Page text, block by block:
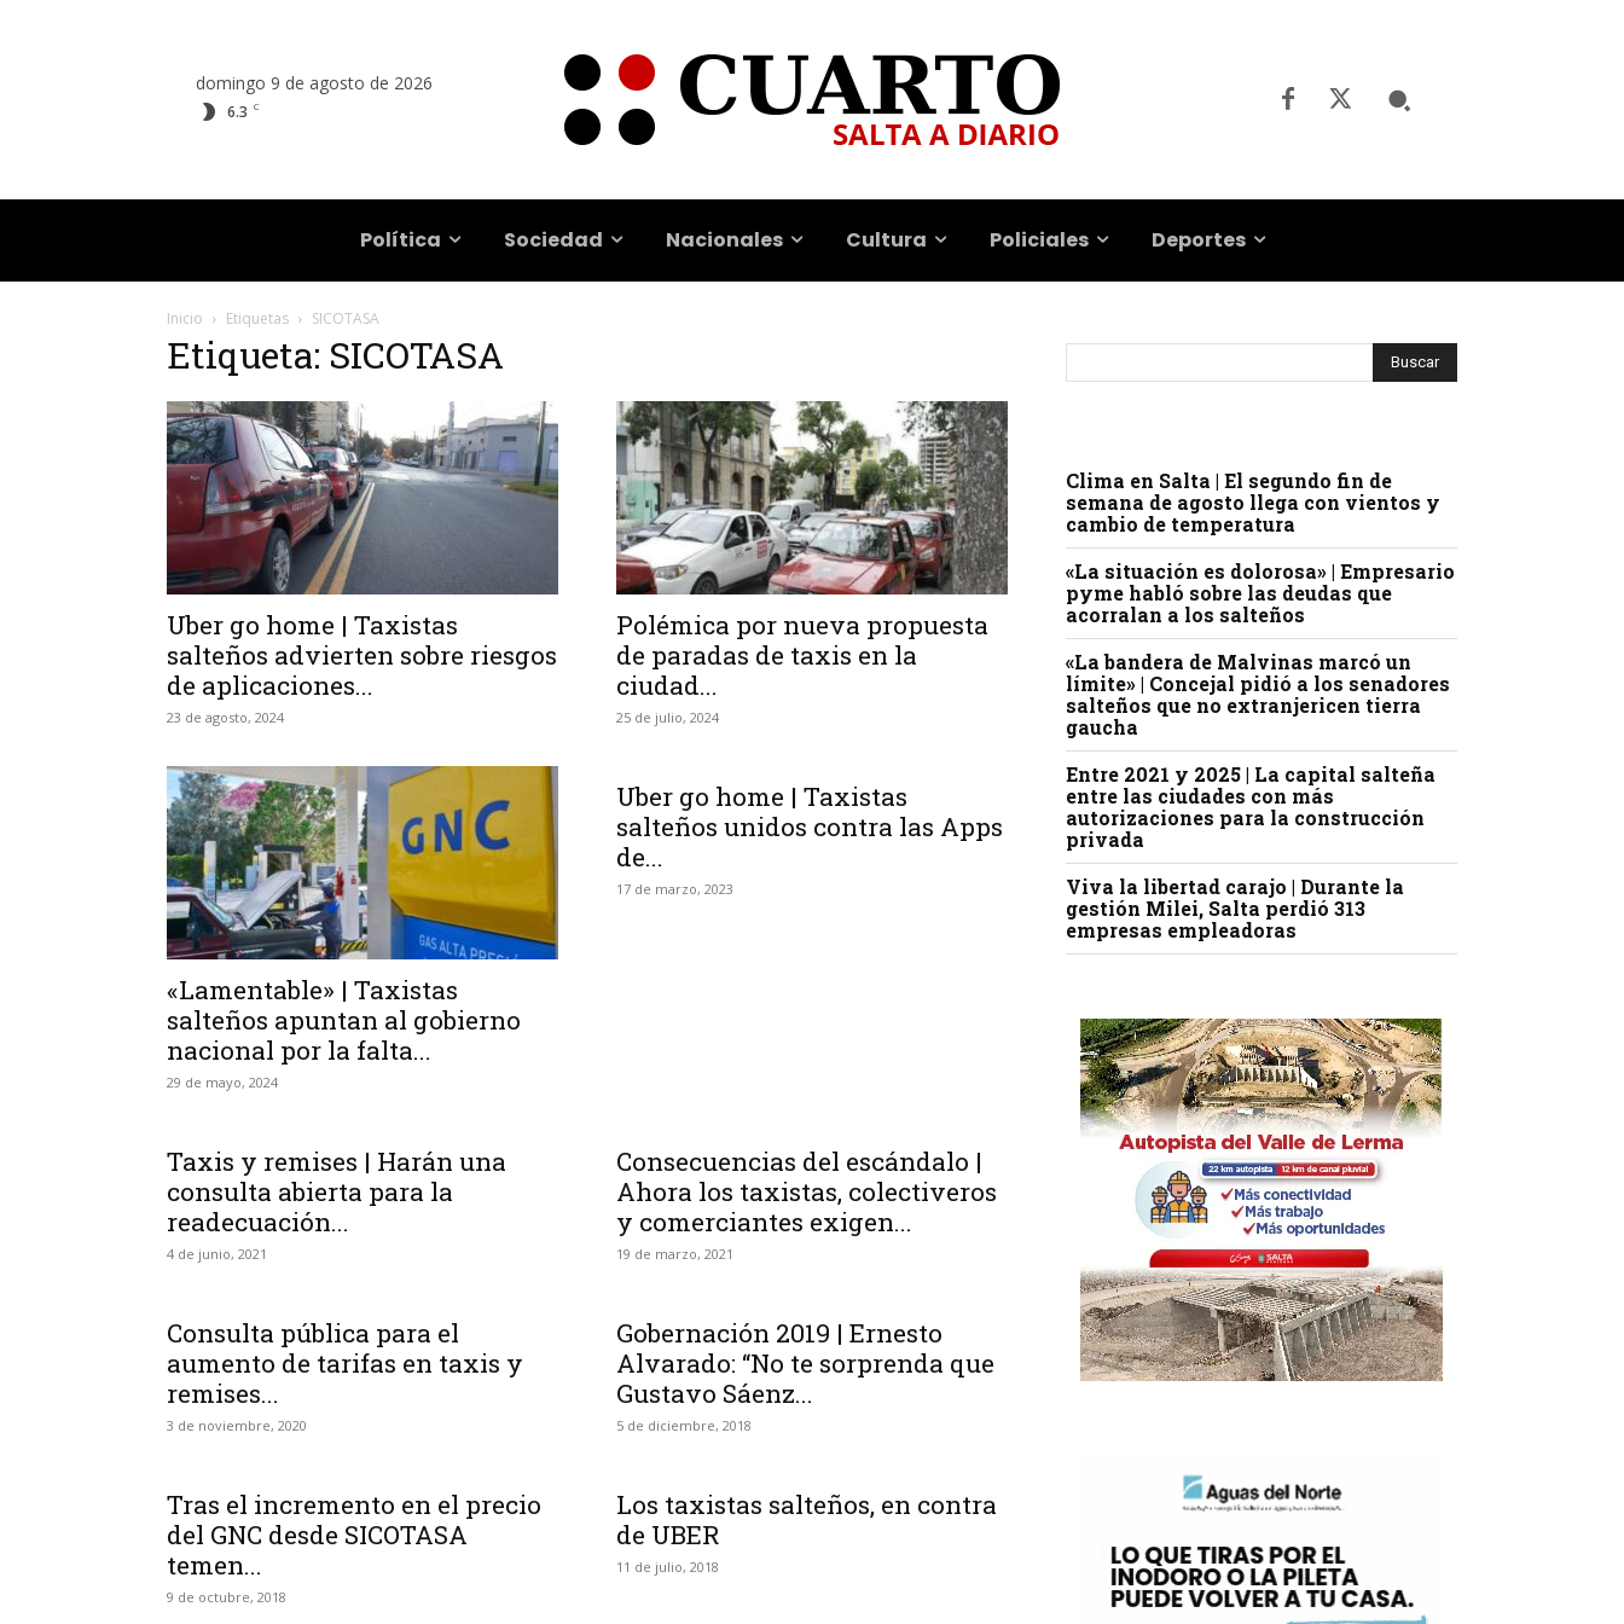
domingo 9 de agosto de 2026
6.3 C
Política Sociedad Nacionales Cultura Policiales Deportes
Inicio Etiquetas SICOTASA
Etiqueta: SICOTASA
Uber go home | Taxistas
salteños advierten sobre riesgos
de aplicaciones...
23 de agosto, 2024
Polémica por nueva propuesta
de paradas de taxis en la
ciudad...
25 de julio, 2024
«Lamentable» | Taxistas
salteños apuntan al gobierno
nacional por la falta...
29 de mayo, 2024
Uber go home | Taxistas
salteños unidos contra las Apps
de...
17 de marzo, 2023
Taxis y remises | Harán una
consulta abierta para la
readecuación...
4 de junio, 2021
Consecuencias del escándalo |
Ahora los taxistas, colectiveros
y comerciantes exigen...
19 de marzo, 2021
Consulta pública para el
aumento de tarifas en taxis y
remises...
3 de noviembre, 2020
Gobernación 2019 | Ernesto
Alvarado: “No te sorprenda que
Gustavo Sáenz...
5 de diciembre, 2018
Tras el incremento en el precio
del GNC desde SICOTASA
temen...
9 de octubre, 2018
Los taxistas salteños, en contra
de UBER
11 de julio, 2018
Clima en Salta | El segundo fin de
semana de agosto llega con vientos y
cambio de temperatura
«La situación es dolorosa» | Empresario
pyme habló sobre las deudas que
acorralan a los salteños
«La bandera de Malvinas marcó un
límite» | Concejal pidió a los senadores
salteños que no extranjericen tierra
gaucha
Entre 2021 y 2025 | La capital salteña
entre las ciudades con más
autorizaciones para la construcción
privada
Viva la libertad carajo | Durante la
gestión Milei, Salta perdió 313
empresas empleadoras